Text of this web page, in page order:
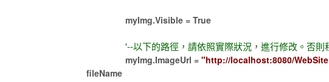
myImg.Visible = True
'--以下的路徑，請依照實際狀況，進行修改。否則程
myImg.ImageUrl = "http://localhost:8080/
fileName